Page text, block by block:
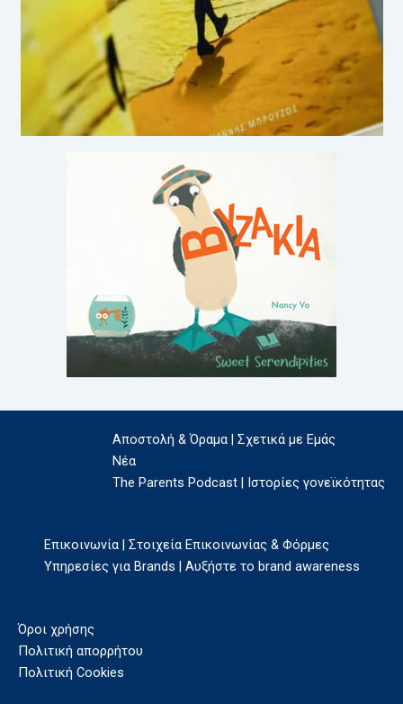
Αποστολή & Όραμα | Σχετικά με Εμάς
Νέα
The Parents Podcast | Ιστορίες γονεϊκότητας
Επικοινωνία | Στοιχεία Επικοινωνίας & Φόρμες
Υπηρεσίες για Brands | Αυξήστε το brand awareness
Όροι χρήσης
Πολιτική απορρήτου
Πολιτική Cookies